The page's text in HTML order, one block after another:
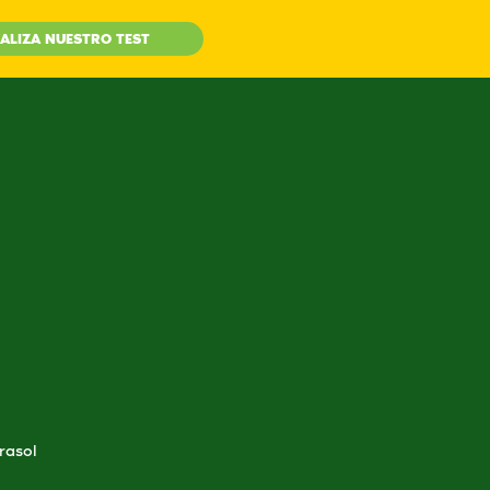
NUESTRO TEST